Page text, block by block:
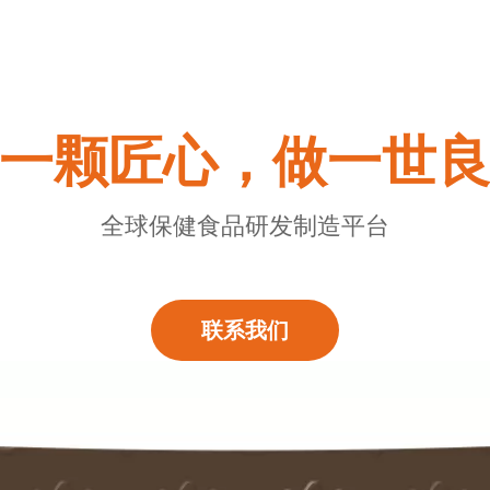
颗匠心，做一世
全球保健食品研发制造平台
联系我们